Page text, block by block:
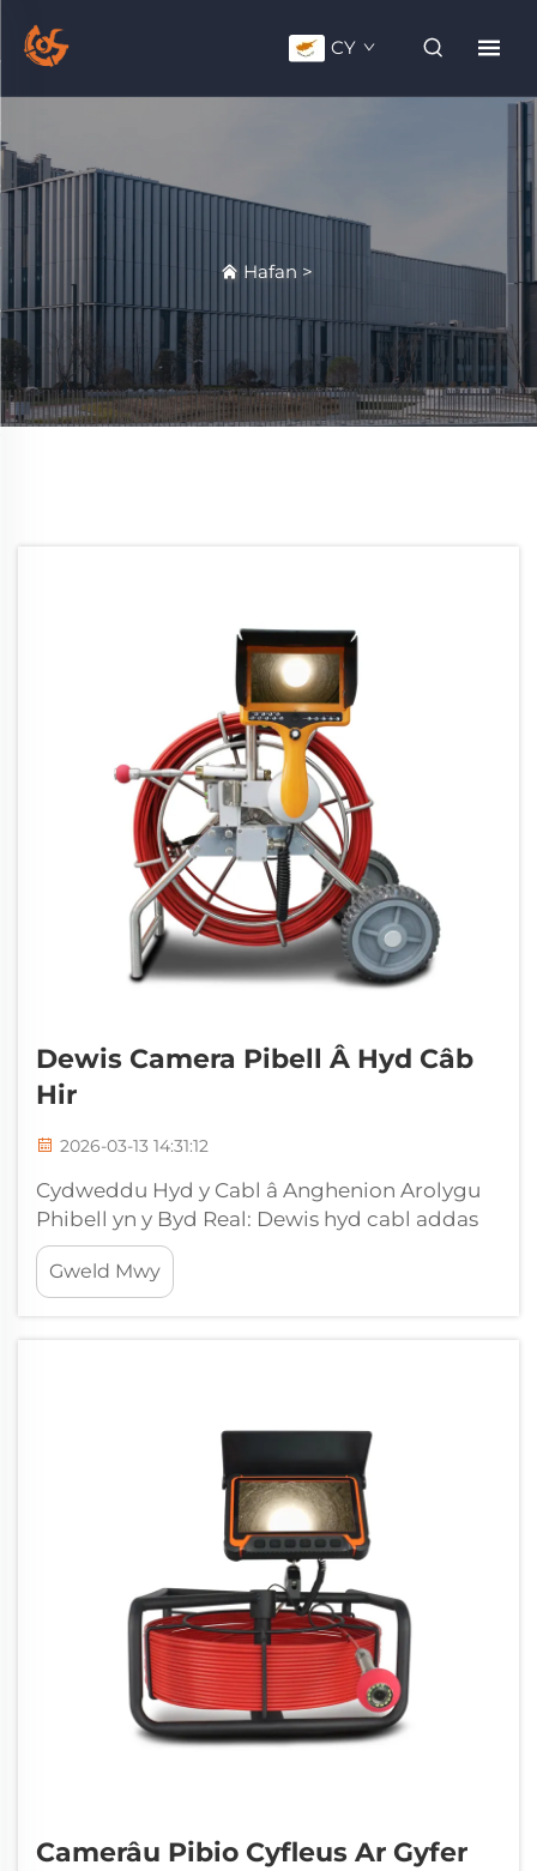
CY
Hafan >
Dewis Camera Pibell Â Hyd Câb
Hir
2026-03-13 14:31:12
Cydweddu Hyd y Cabl â Anghenion Arolygu
Phibell yn y Byd Real: Dewis hyd cabl addas
ar gyfer cameroedd arolygu phibell yn gofyn
am dealltwriaeth o'r gwahaniaethau sylfaenol
rhwng ceisiadau cartref a threfi. Er bod
Gweld Mwy
Camerâu Pibio Cyfleus Ar Gyfer